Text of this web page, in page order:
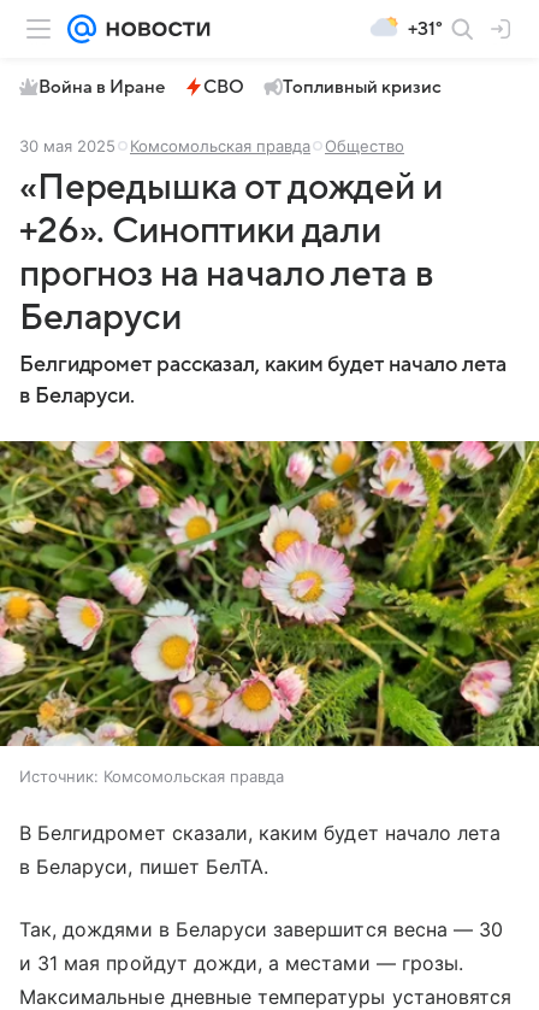
+31°
Война в Иране СВО Топливный кризис
30 мая 2025 Комсомольская правда Общество
«Передышка от дождей и
+26». Синоптики дали
прогноз на начало лета в
Беларуси
Белгидромет рассказал, каким будет начало лета
в Беларуси.
Источник: Комсомольская правда
В Белгидромет сказали, каким будет начало лета
в Беларуси, пишет БелТА.
Так, дождями в Беларуси завершится весна — 30
и 31 мая пройдут дожди, а местами — грозы.
Максимальные дневные температуры установятся